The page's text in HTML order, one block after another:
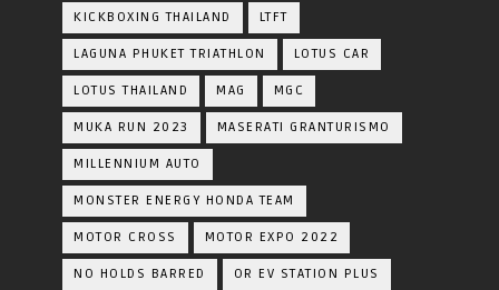
KICKBOXING THAILAND LTFT
LAGUNA PHUKET TRIATHLON LOTUS CAR
LOTUS THAILAND MAG MGC
MUKA RUN 2023 MASERATI GRANTURISMO
MILLENNIUM AUTO
MONSTER ENERGY HONDA TEAM
MOTOR CROSS MOTOR EXPO 2022
NO HOLDS BARRED OR EV STATION PLUS